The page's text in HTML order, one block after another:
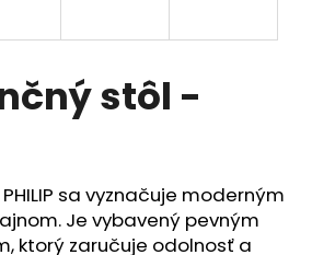
stôl -
sa vyznačuje moderným
Je vybavený pevným
ktorý zaručuje odolnosť a